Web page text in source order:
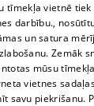
72. epizode
tīmekļa vietnē
darbību.,
un satura
Zemāk
mūsu
vietnes
savu piekrišanu.